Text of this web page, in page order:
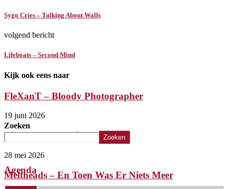
Sygo Cries – Talking About Walls
volgend bericht
Lifeboats – Second Mind
Kijk ook eens naar
FleXanT – Bloody Photographer
19 juni 2026
Diva Duke – Again
28 mei 2026
Meltheads – En Toen Was Er Niets Meer
Zoeken
Zoeken
Agenda